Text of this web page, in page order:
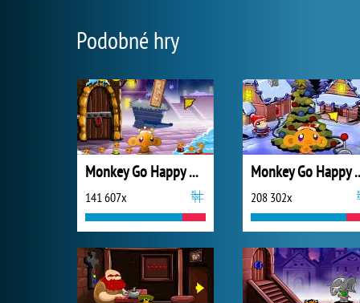
Podobné hry
Monkey Go Happy Xmas Time
141 607x
Monkey
208 302x